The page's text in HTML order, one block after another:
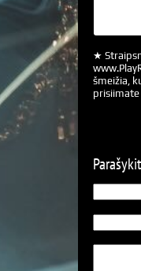
★
šmeižia,
prisiimate